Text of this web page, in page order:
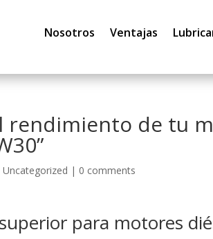
Nosotros Ventajas
rendimiento de tu
Uncategorized | 0 comments
para motores